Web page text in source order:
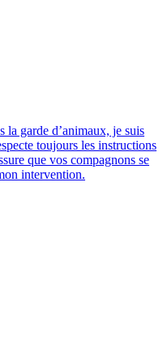
la garde d’animaux, je suis
toujours les instructions
que vos compagnons se
intervention.